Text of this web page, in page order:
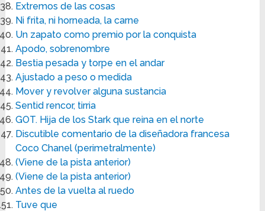
Extremos de las cosas
Ni frita, ni horneada, la carne
Un zapato como premio por la conquista
Apodo, sobrenombre
Bestia pesada y torpe en el andar
Ajustado a peso o medida
Mover y revolver alguna sustancia
Sentid rencor, tirria
GOT. Hija de los Stark que reina en el norte
Discutible comentario de la diseñadora francesa
Coco Chanel (perimetralmente)
(Viene de la pista anterior)
(Viene de la pista anterior)
Antes de la vuelta al ruedo
Tuve que